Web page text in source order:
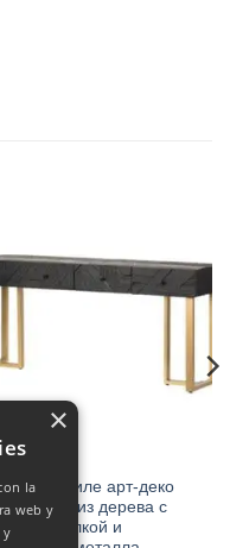
в стиле арт-деко
180 из дерева с
отделкой и
×
la
web y
y